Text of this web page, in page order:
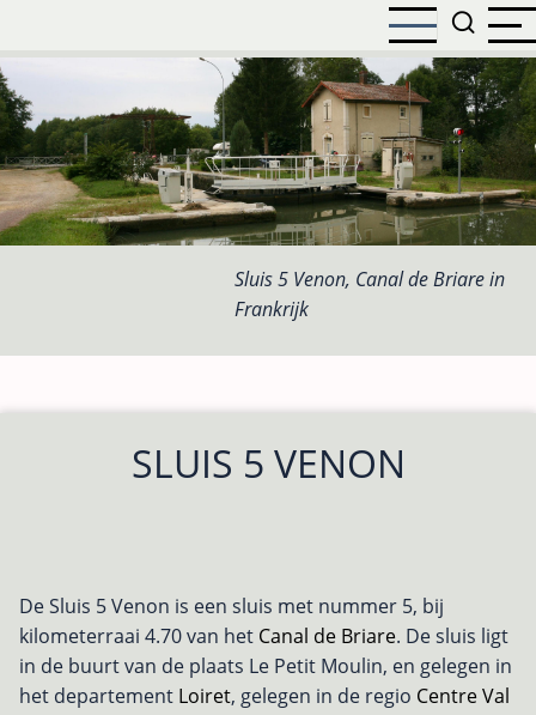
naar
de
inhoud
gaan
Sluis 5 Venon, Canal de Briare in
Frankrijk
SLUIS 5 VENON
De Sluis 5 Venon is een sluis met nummer 5, bij
kilometerraai 4.70 van het Canal de Briare. De sluis ligt
in de buurt van de plaats Le Petit Moulin, en gelegen in
het departement Loiret, gelegen in de regio Centre Val